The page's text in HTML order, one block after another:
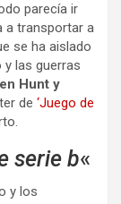
parecía ir
a transportar a
se ha aislado
las guerras
Hunt y
de ‘Juego de
serie b«
y los